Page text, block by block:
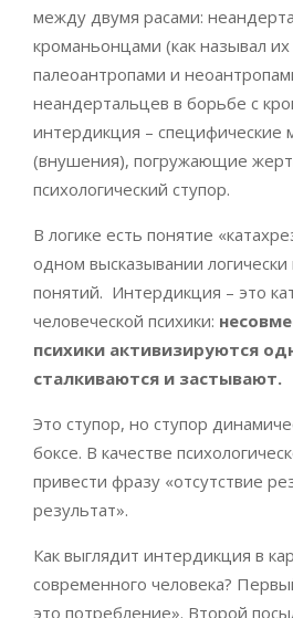
между двумя расами:
кроманьонцами (как называл
палеоантропами и
неандертальцев в борьбе с
интердикция – специфические
(внушения), погружающие
психологический ступор.
В логике есть понятие
одном высказывании
понятий. Интердикция – это
человеческой психики:
психики активизируются
сталкиваются и застывают.
Это ступор, но ступор
боксе. В качестве
привести фразу «отсутствие
результат».
Как выглядит интердикция в
современного человека?
это потребление». Второй